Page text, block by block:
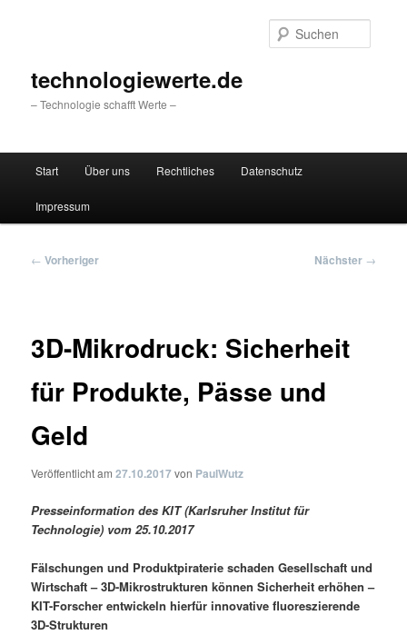
technologiewerte.de
– Technologie schafft Werte –
Start Über uns Rechtliches Datenschutz
Impressum
Beitragsnavigation
← Vorheriger Nächster →
3D-Mikrodruck: Sicherheit
für Produkte, Pässe und
Geld
Veröffentlicht am27.10.2017von PaulWutz
Presseinformation des KIT (Karlsruher Institut für
Technologie) vom 25.10.2017
Fälschungen und Produktpiraterie schaden Gesellschaft und
Wirtschaft – 3D-Mikrostrukturen können Sicherheit erhöhen –
KIT-Forscher entwickeln hierfür innovative fluoreszierende
3D-Strukturen